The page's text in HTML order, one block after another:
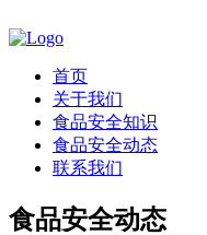
首页
关于我们
食品安全知识
食品安全动态
联系我们
食品安全动态